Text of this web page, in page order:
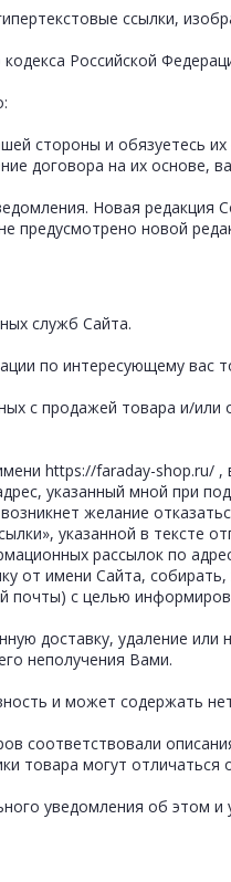
ссылки,
Российской
стороны и обязуетесь
договора на их основе,
Новая редакция
предусмотрено новой
служб Сайта.
по интересующему вас
с продажей товара и/или
https://faraday-shop.ru/ ,
указанный мной при
желание
указанной в тексте
рассылок по
от имени Сайта,
с целью
доставку, удаление или
неполучения Вами.
и может содержать
соответствовали
товара могут отличаться
уведомления об этом и